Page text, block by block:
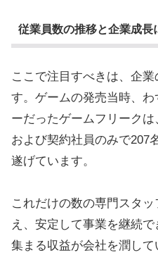
従業員数の推移と企業成長
ここで注目すべきは、企
す。ゲームの発売当時、
ーだったゲームフリーク
および契約社員のみで207
遂げています。
これだけの数の専門スタ
え、安定して事業を継続
集まる収益が会社を潤して